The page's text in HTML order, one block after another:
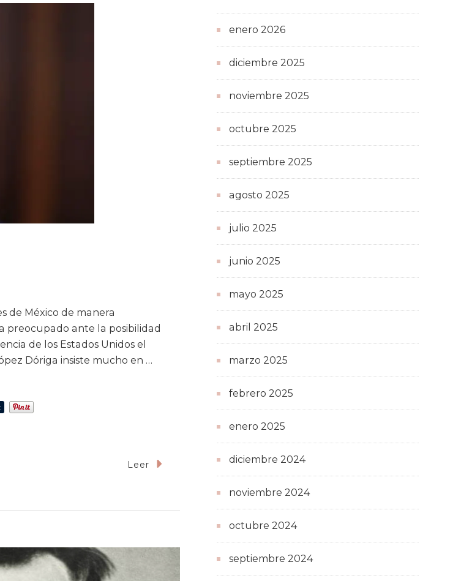
de México de manera
preocupado ante la posibilidad
de los Estados Unidos el
Dóriga insiste mucho en …
Leer
enero 2026
diciembre 2025
noviembre 2025
octubre 2025
septiembre 2025
agosto 2025
julio 2025
junio 2025
mayo 2025
abril 2025
marzo 2025
febrero 2025
enero 2025
diciembre 2024
noviembre 2024
octubre 2024
septiembre 2024